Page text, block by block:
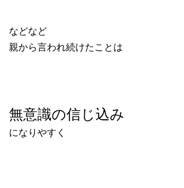
などなど
親から言われ続けたことは
無意識の信じ込み
になりやすく